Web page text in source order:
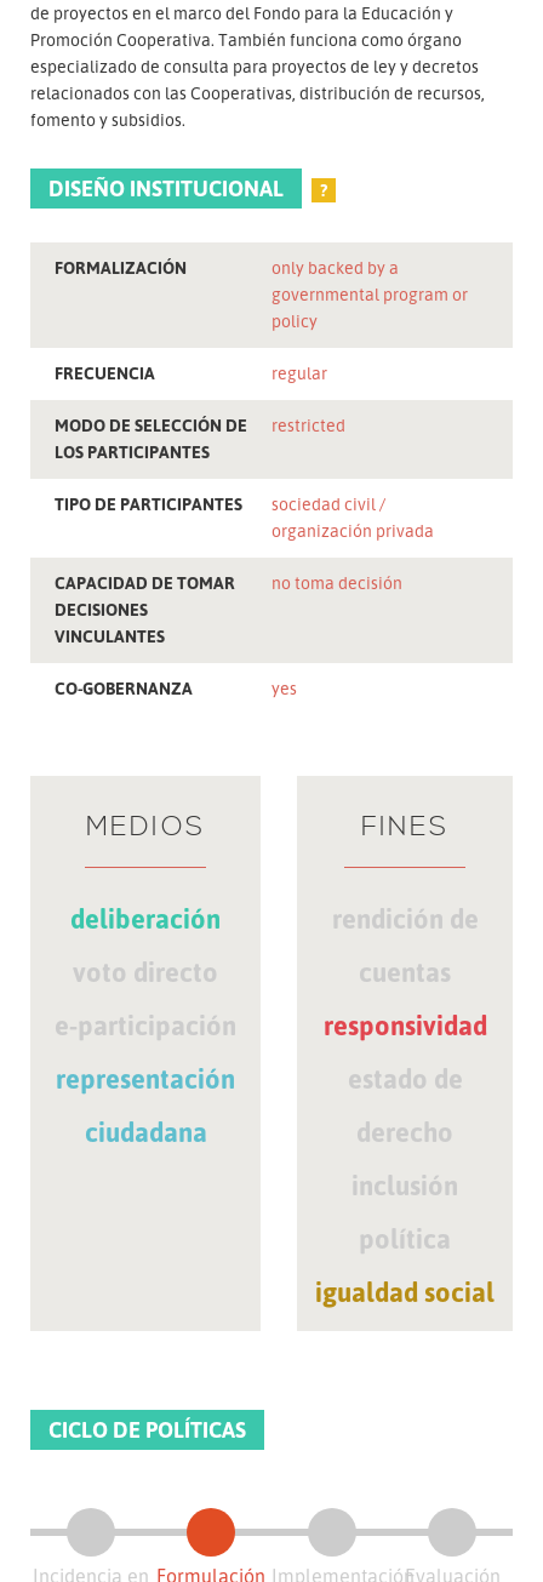
de proyectos en el marco del Fondo para la Educación y
Promoción Cooperativa. También funciona como órgano
especializado de consulta para proyectos de ley y decretos
relacionados con las Cooperativas, distribución de recursos,
fomento y subsidios.
DISEÑO INSTITUCIONAL ?
FORMALIZACIÓN
only backed by a
governmental program or
policy
FRECUENCIA regular
MODO DE SELECCIÓN DE
LOS PARTICIPANTES
restricted
TIPO DE PARTICIPANTES
sociedad civil
organización privada
CAPACIDAD DE TOMAR
DECISIONES
VINCULANTES
no toma decisión
CO-GOBERNANZA yes
MEDIOS
deliberación
voto directo
e-participación
representación
ciudadana
FINES
rendición de
cuentas
responsividad
estado de
derecho
inclusión
política
igualdad social
CICLO DE POLÍTICAS
Incidencia en Formulación ImplementaciónEvaluación